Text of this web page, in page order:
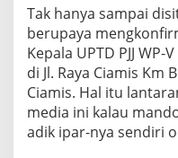
Tak hanya sampai
berupaya
Kepala UPTD PJJ
di Jl. Raya Ciamis Km
Ciamis. Hal itu
media ini kalau
adik ipar-nya sendiri